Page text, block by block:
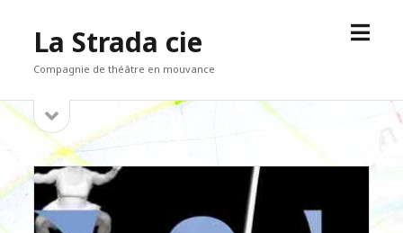
La Strada cie
Compagnie de théâtre en mouvance
open
Sidebar
sidebar